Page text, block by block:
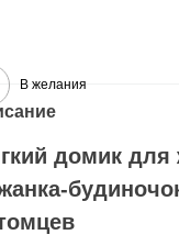
В желания
домик для